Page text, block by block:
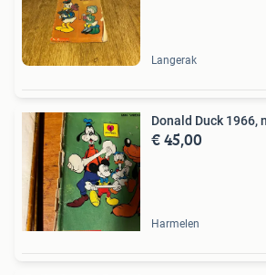
Langerak
Donald Duck 1966,
€ 45,00
Harmelen